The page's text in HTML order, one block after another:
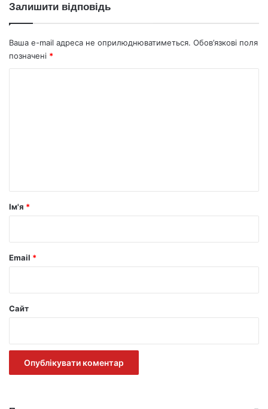
Залишити відповідь
Ваша e-mail адреса не оприлюднюватиметься. Обов’язкові поля
позначені *
рІм'я *
Email *
Сайт